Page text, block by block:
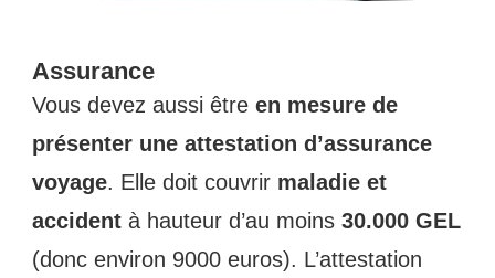
Assurance
Vous devez aussi être en mesure de
présenter une attestation d’assurance
voyage. Elle doit couvrir maladie et
accident à hauteur d’au moins 30.000 GEL
(donc environ 9000 euros). L’attestation